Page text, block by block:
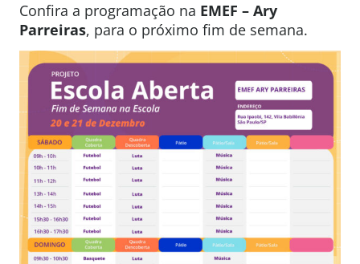
Confira a programação na EMEF – Ary
Parreiras, para o próximo fim de semana.